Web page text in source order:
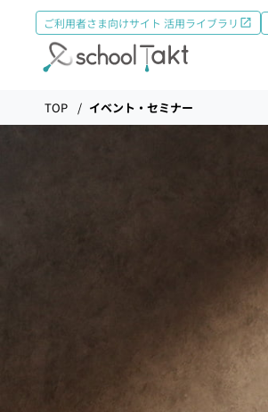
機能
ご利用者さま向けサイト 活用ライブラリ
TOP イベント・セミナー